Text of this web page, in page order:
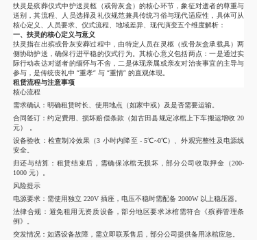
扶灵是殡葬仪式中护送灵柩（或骨灰盒）的核心环节，象征对逝者的尊重与
送别，其流程、人员选择及礼仪规范兼具传统习俗与现代适应性，具体可从
核心定义、人员要求、仪式流程、地域差异、现代演变五个维度解析：
一、扶灵的核心定义与意义
扶灵指在出殡或骨灰安葬过程中，由特定人员在灵柩（或骨灰盒承载具）两
侧协助护送，确保行进平稳的仪式行为。其核心意义包括两点：一是通过实
际行动表达对逝者的缅怀与不舍，二是体现亲属或亲友对治丧事宜的主导与
参与，是传统丧礼中 “重孝” 与 “重情” 的直观体现。
租赁流程与注意事项
核心流程
需求确认 ：明确租赁时长、使用地点（如家中或）及是否需要运输。
合同签订 ：约定费用、损坏赔偿条款（如古田县规定冰棺上下车搬运增收 20
元）
设备验收 ：检查制冷效果（3 小时内降至 - 5℃~0℃）、外观完整性及电源线
安全。
归还与结算 ：租赁结束后，需确保冰棺无损坏，部分公司收取押金（200-
1000 元）。
风险提示
电源要求：需使用独立 220V 插座，电压不稳时需配备 2000W 以上稳压器。
法律合规 ：避免租用无资质设备，部分地区要求冰棺需符合《殡葬管理条
例》。
突发情况：如遇设备故障，需立即联系售后，部分公司提供备用冰棺应急。